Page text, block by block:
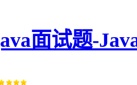
面试题-